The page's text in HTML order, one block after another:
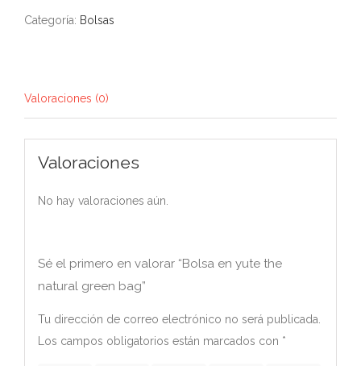
Categoría: Bolsas
Valoraciones (0)
Valoraciones
No hay valoraciones aún.
Sé el primero en valorar “Bolsa en yute the
natural green bag”
Tu dirección de correo electrónico no será publicada.
Los campos obligatorios están marcados con *